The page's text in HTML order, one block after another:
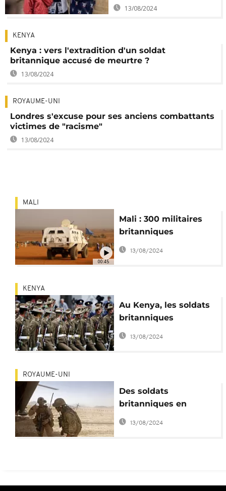
13/08/2024
KENYA
Kenya : vers l'extradition d'un soldat
britannique accusé de meurtre ?
13/08/2024
ROYAUME-UNI
Londres s'excuse pour ses anciens combattants
victimes de "racisme"
13/08/2024
00:45
MALI
Mali : 300 militaires
britanniques
renforcent la Minusma
13/08/2024
KENYA
Au Kenya, les soldats
britanniques
s'exercent à la guerre
13/08/2024
ROYAUME-UNI
Des soldats
britanniques en
Tunisie
13/08/2024